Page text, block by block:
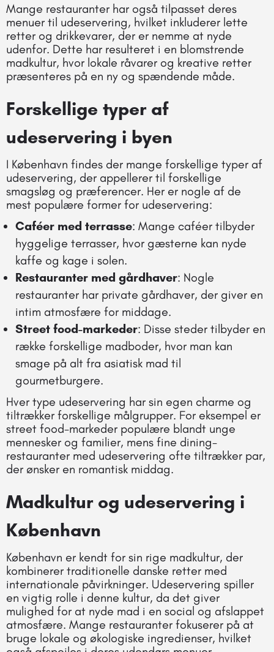
Mange restauranter har også tilpasset deres
menuer til udeservering, hvilket inkluderer lette
retter og drikkevarer, der er nemme at nyde
udenfor. Dette har resulteret i en blomstrende
madkultur, hvor lokale råvarer og kreative retter
præsenteres på en ny og spændende måde.
Forskellige typer af
udeservering i byen
I København findes der mange forskellige typer af
udeservering, der appellerer til forskellige
smagsløg og præferencer. Her er nogle af de
mest populære former for udeservering:
Caféer med terrasse: Mange caféer tilbyder
hyggelige terrasser, hvor gæsterne kan nyde
kaffe og kage i solen.
Restauranter med gårdhaver: Nogle
restauranter har private gårdhaver, der giver en
intim atmosfære for middage.
Street food-markeder: Disse steder tilbyder en
række forskellige madboder, hvor man kan
smage på alt fra asiatisk mad til
gourmetburgere.
Hver type udeservering har sin egen charme og
tiltrækker forskellige målgrupper. For eksempel er
street food-markeder populære blandt unge
mennesker og familier, mens fine dining-
restauranter med udeservering ofte tiltrækker par,
der ønsker en romantisk middag.
Madkultur og udeservering i
København
København er kendt for sin rige madkultur, der
kombinerer traditionelle danske retter med
internationale påvirkninger. Udeservering spiller
en vigtig rolle i denne kultur, da det giver
mulighed for at nyde mad i en social og afslappet
atmosfære. Mange restauranter fokuserer på at
bruge lokale og økologiske ingredienser, hvilket